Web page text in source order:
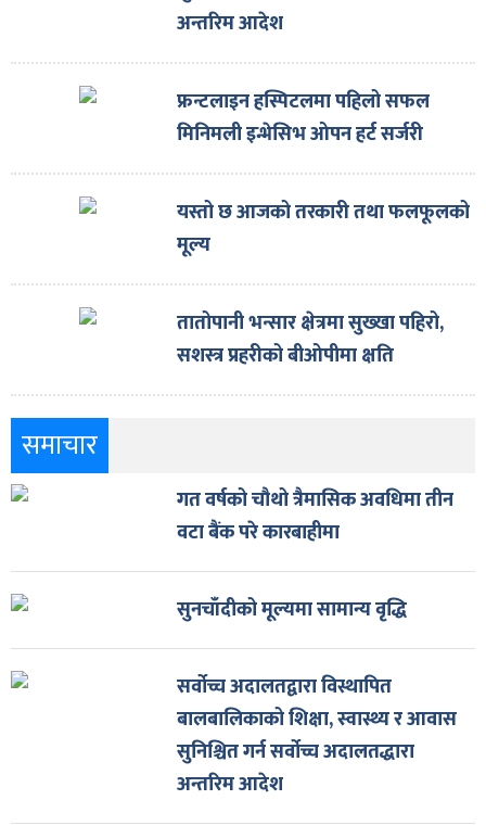
अन्तरिम आदेश
फ्रन्टलाइन हस्पिटलमा पहिलो सफल
मिनिमली इन्भेसिभ ओपन हर्ट सर्जरी
यस्तो छ आजको तरकारी तथा फलफूलको
मूल्य
तातोपानी भन्सार क्षेत्रमा सुख्खा पहिरो,
सशस्त्र प्रहरीको बीओपीमा क्षति
समाचार
गत वर्षको चौथो त्रैमासिक अवधिमा तीन
वटा बैंक परे कारबाहीमा
सुनचाँदीको मूल्यमा सामान्य वृद्धि
सर्वोच्च अदालतद्वारा विस्थापित
बालबालिकाको शिक्षा, स्वास्थ्य र आवास
सुनिश्चित गर्न सर्वोच्च अदालतद्धारा
अन्तरिम आदेश